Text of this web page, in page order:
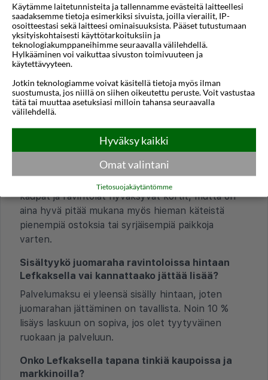
yhteydessä, ja sen suuruus riippuu majoituspaikan
luokituksesta.
Millainen on yleinen hintataso Lefkaksella?
Hintataso Lefkaksella vaihtelee, mutta on yleisesti
ottaen Suomea edullisempi. Paikallisissa
tavernoissa ruoka ja juoma ovat kohtuuhintaisia,
mutta suosituimmilla turistialueilla, kuten Nidrissä
ja Lefkaksen kaupungissa, hinnat voivat olla
hieman korkeampia.
Mikä valuutta on käytössä Lefkaksella?
Virallinen valuutta on euro (EUR). Useimmat
kaupat ja ravintolat hyväksyvät kortit, mutta on
aina hyvä pitää mukana myös hieman käteistä
pienempiä ostoksia tai syrjäisempiä paikkoja
varten.
Sisältyykö juomaraha ravintoloissa hintaan
Lefkaksella vai kannattaako jättää lisää?
Palvelumaksu ei yleensä sisälly hintaan, joten
juomarahan jättäminen on tavallista. Noin 10 %
lisäys laskuun on sopiva, jos olet tyytyväinen
ruokaan ja palveluun.
Onko Lefkaksella tapana tinkiä kaupoissa ja
markkinoilla?
Käytämme laitetunnisteita ja tallennamme evästeitä laitteellesi
saadaksemme tietoja esimerkiksi sivuista, joilla vierailit, IP-
osoitteestasi sekä laitteesi ominaisuuksista. Pääset tutustumaan
yksityiskohtaisesti käyttötarkoituksiin ja
teknologiakumppaneihimme seuraavalla välilehdellä.
Hylkääminen voi vaikuttaa sivuston toimivuuteen ja
käytettävyyteen.
Jotkin teknologiamme voivat käsitellä tietoja myös ilman
suostumusta, jos niillä on siihen oikeutettu peruste. Voit vastustaa
tätä tai muuttaa asetuksiasi milloin tahansa seuraavalla
välilehdellä.
Hyväksy kaikki
Omat valintani
Tietosuojakäytäntömme